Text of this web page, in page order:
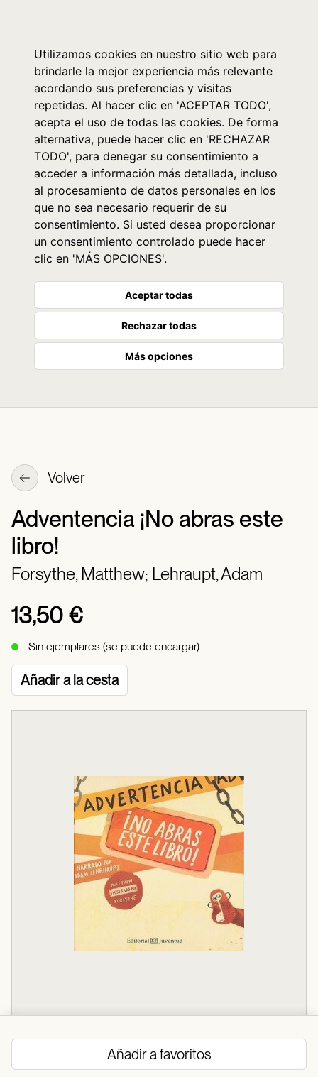
Utilizamos cookies en nuestro sitio web para
brindarle la mejor experiencia más relevante
acordando sus preferencias y visitas
repetidas. Al hacer clic en 'ACEPTAR TODO',
acepta el uso de todas las cookies. De forma
alternativa, puede hacer clic en 'RECHAZAR
TODO', para denegar su consentimiento a
acceder a información más detallada, incluso
al procesamiento de datos personales en los
que no sea necesario requerir de su
consentimiento. Si usted desea proporcionar
un consentimiento controlado puede hacer
clic en 'MÁS OPCIONES'.
Aceptar todas
Rechazar todas
Más opciones
Volver
Adventencia ¡No abras este
libro!
Forsythe, Matthew; Lehraupt, Adam
13,50 €
Sin ejemplares (se puede encargar)
Añadir a la cesta
Añadir a favoritos